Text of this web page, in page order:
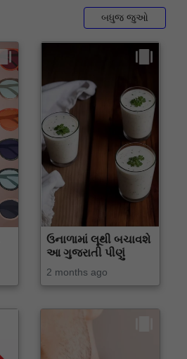
બધુજ જુઓ
ઉનાળામાં લૂથી બચાવશે
આ ગુજરાતી પીણું
2 months ago